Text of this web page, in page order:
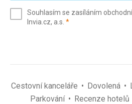
(povinné)
Souhlasím se zasíláním
Invia.cz, a.s. *(povinné)
Cestovní kanceláře Dovolená
Parkování
Recenze hotelů